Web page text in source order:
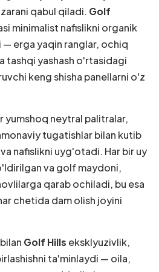
qabul qiladi. Golf
minimalist nafislikni organik
— erga yaqin ranglar, ochiq
tashqi yashash o'rtasidagi
keng shisha panellarni o'z
yumshoq neytral palitralar,
tugatishlar bilan kutib
nafislikni uyg'otadi. Har bir uy
va golf maydoni,
qarab ochiladi, bu esa
chetida dam olish joyini
Golf Hills eksklyuzivlik,
ta'minlaydi — oila,